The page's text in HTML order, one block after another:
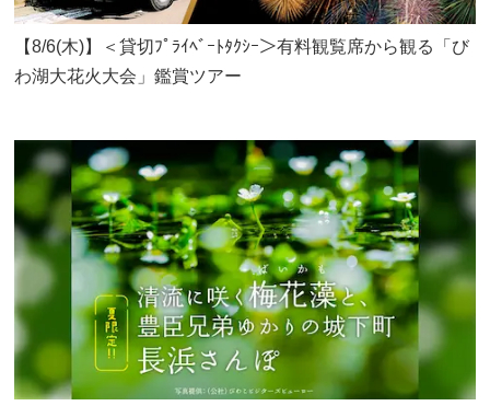
【8/6(木)】＜貸切ﾌﾟﾗｲﾍﾞｰﾄﾀｸｼｰ＞有料観覧席から観る「び
わ湖大花火大会」鑑賞ツアー